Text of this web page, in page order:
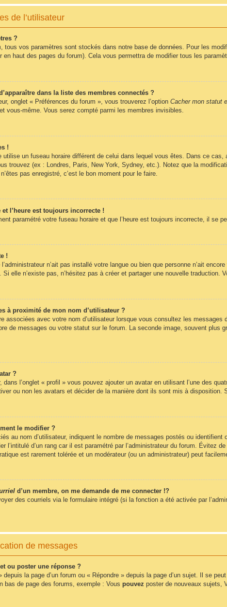
de l’utilisateur
?
tous vos paramètres sont stockés dans notre base de données. Pour les
en haut des pages du forum). Cela vous permettra de modifier tous les
dans la liste des membres connectés ?
onglet « Préférences du forum », vous trouverez l’option Cacher mon statut
vous-même. Vous serez compté parmi les membres invisibles.
!
utilise un fuseau horaire différent de celui dans lequel vous êtes. Dans ce cas,
trouvez (ex : Londres, Paris, New York, Sydney, etc.). Notez que la
pas enregistré, c’est le bon moment pour le faire.
l’heure est toujours incorrecte !
paramétré votre fuseau horaire et que l’heure est toujours incorrecte, il se
!
n’ait pas installé votre langue ou bien que personne n’ait
Si elle n’existe pas, n’hésitez pas à créer et partager une nouvelle traduction.
à proximité de mon nom d’utilisateur ?
associées avec votre nom d’utilisateur lorsque vous consultez les messages
de messages ou votre statut sur le forum. La seconde image, souvent plus
?
dans l’onglet « profil » vous pouvez ajouter un avatar en utilisant l’une des
ou non les avatars et décider de la manière dont ils sont mis à
le modifier ?
au nom d’utilisateur, indiquent le nombre de messages postés ou
l’intitulé d’un rang car il est paramétré par l’administrateur du forum. Évitez
est rarement tolérée et un modérateur (ou un administrateur) peut
d’un membre, on me demande de me connecter !?
des courriels via le formulaire intégré (si la fonction a été activée par
de messages
ou poster une réponse ?
la page d’un forum ou « Répondre » depuis la page d’un sujet. Il se
bas de page des forums, exemple : Vous pouvez poster de nouveaux sujets,